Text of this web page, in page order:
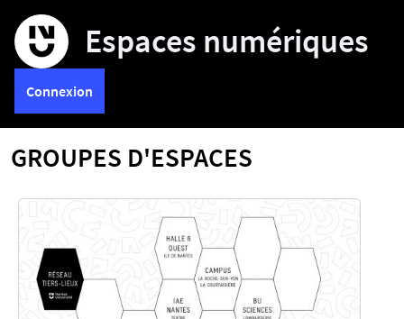
Espaces numériques
Connexion
GROUPES D'ESPACES